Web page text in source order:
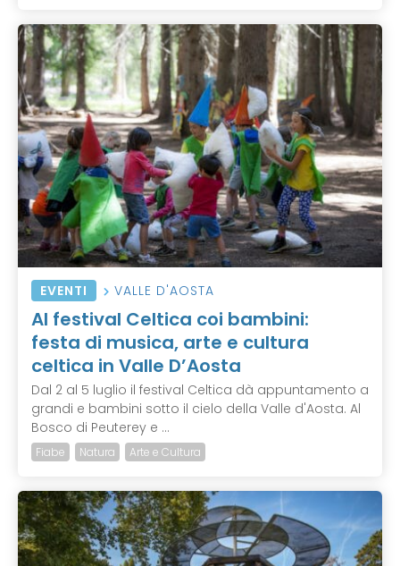
EVENTI VALLE D'AOSTA
Al festival Celtica coi bambini:
festa di musica, arte e cultura
celtica in Valle D’Aosta
Dal 2 al 5 luglio il festival Celtica dà appuntamento a
grandi e bambini sotto il cielo della Valle d'Aosta. Al
Bosco di Peuterey e ...
Fiabe Natura Arte e Cultura